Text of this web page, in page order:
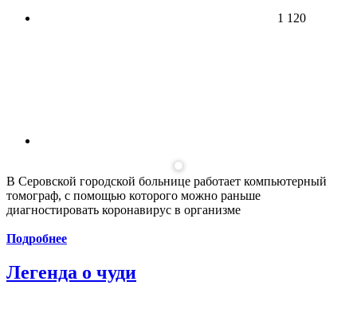
1 120
В Серовской городской больнице работает компьютерный
томограф, с помощью которого можно раньше
диагностировать коронавирус в организме
Подробнее
Легенда о чуди